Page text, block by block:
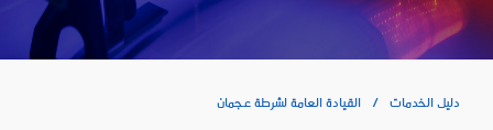
دليل الخدمات
القيادة العامة لشرطة عجمان